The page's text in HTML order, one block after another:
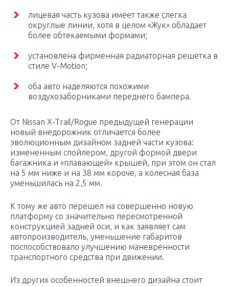
лицевая часть кузова имеет также слегка
округлые линии, хотя в целом «Жук» обладает
более обтекаемыми формами;
установлена фирменная радиаторная решетка в
стиле V-Motion;
оба авто наделяются похожими
воздухозаборниками переднего бампера.
От Nissan X-Trail/Rogue предыдущей генерации
новый внедорожник отличается более
эволюционным дизайном задней части кузова:
измененным спойлером, другой формой двери
багажника и «плавающей» крышей, при этом он стал
на 5 мм ниже и на 38 мм короче, а колесная база
уменьшилась на 2,5 мм.
К тому же авто перешел на совершенно новую
платформу со значительно пересмотренной
конструкцией задней оси, и как заявляет сам
автопроизводитель, уменьшение габаритов
поспособствовало улучшению маневренности
транспортного средства при движении.
Из других особенностей внешнего дизайна стоит